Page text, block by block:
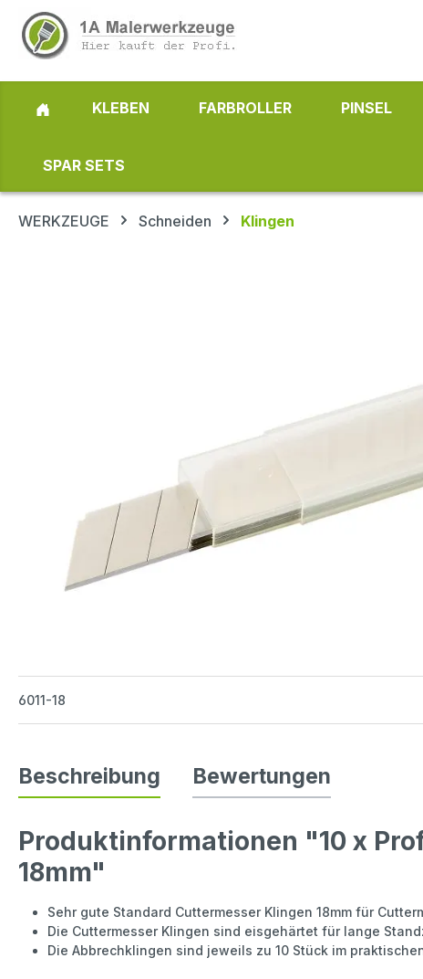
Hauptinhalt springen
Zur Suche springen
Zur Hauptnavigation springen
KLEBEN FARBROLLER PINSEL
SPAR SETS
WERKZEUGE Schneiden Klingen
6011-18
Beschreibung Bewertungen
Produktinformationen "10 x
18mm"
Sehr gute Standard Cuttermesser Klingen 18mm für
Die Cuttermesser Klingen sind eisgehärtet für lange
Die Abbrechklingen sind jeweils zu 10 Stück im